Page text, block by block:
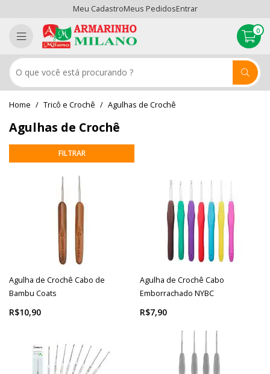
Meu CadastroMeus PedidosEntrar
0
Tricô e Crochê Agulhas de Crochê
Agulhas de Crochê
Agulha de Crochê Cabo de
Bambu Coats
R$10,90
Agulha de Crochê Cabo
Emborrachado NYBC
R$7,90